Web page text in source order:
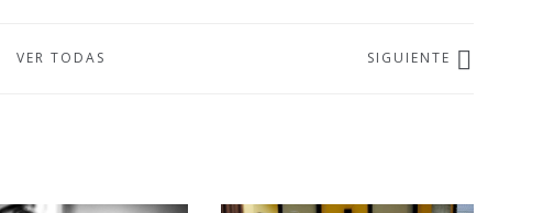
VER TODAS SIGUIENTE